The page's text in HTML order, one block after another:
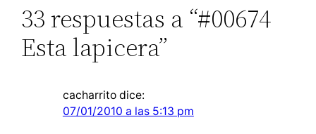
33 respuestas a “#00674
Esta lapicera”
cacharrito dice:
07/01/2010 a las 5:13 pm